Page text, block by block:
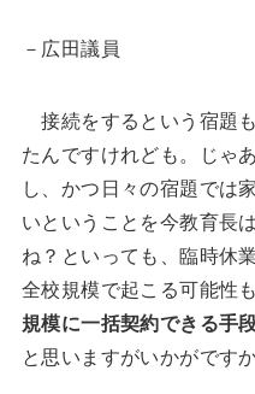
－広田議員
接続をするという宿題
たんですけれども。じゃ
し、かつ日々の宿題では
いということを今教育長
ね？といっても、臨時休
全校規模で起こる可能性
規模に一括契約できる手
と思いますがいかがですか